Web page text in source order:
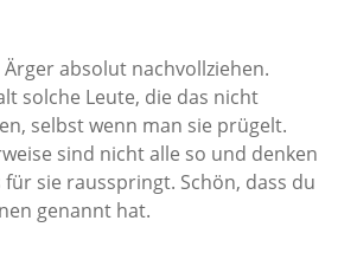
absolut nachvollziehen.
solche Leute, die das nicht
selbst wenn man sie prügelt.
sind nicht alle so und denken
sie rausspringt. Schön, dass du
genannt hat.